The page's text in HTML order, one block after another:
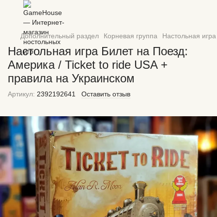
Дополнительный раздел Корневая группа Настольная
Настольная игра Билет на Поезд:
Америка / Ticket to ride USA +
правила на Украинском
Артикул: 2392192641 Оставить отзыв